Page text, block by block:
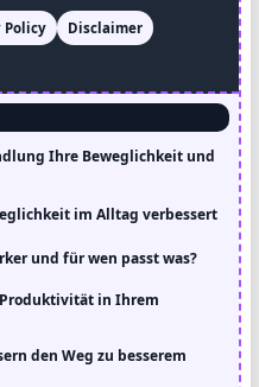
Policy
Disclaimer
Ihre Beweglichkeit und
im Alltag verbessert
und für wen passt was?
in Ihrem
den Weg zu besserem